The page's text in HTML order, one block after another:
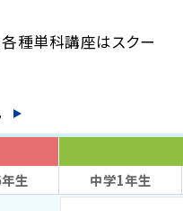
種単科講座はスクー
生 中学1年生